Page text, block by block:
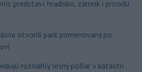
predstaví hradisko, zámok i prírodu
otvorili park pomenovaný po
rozsiahly lesný požiar v katastri